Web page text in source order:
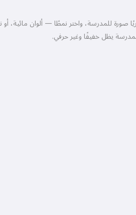
صورة للمدرسة، واختر نمطًا — ألوان مائية،
يظل خفيفًا وغير حرفي.